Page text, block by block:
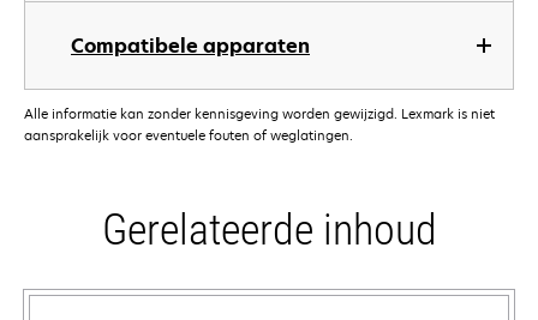
Compatibele apparaten
Alle informatie kan zonder kennisgeving worden gewijzigd. Lexmark is niet
aansprakelijk voor eventuele fouten of weglatingen.
Gerelateerde inhoud